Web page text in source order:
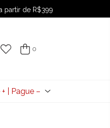
partir de R$399
partir de R$399
0
| Pague –